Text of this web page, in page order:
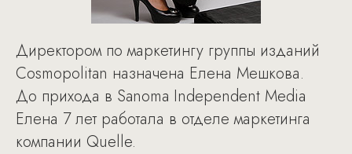
Директором по маркетингу группы изданий
Cosmopolitan назначена Елена Мешкова.
До прихода в Sanoma Independent Media
Елена 7 лет работала в отделе маркетинга
компании Quelle.